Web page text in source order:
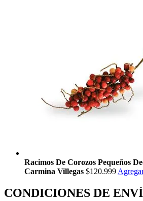
Racimos De Corozos Pequeños
Carmina Villegas $120.999
CONDICIONES DE